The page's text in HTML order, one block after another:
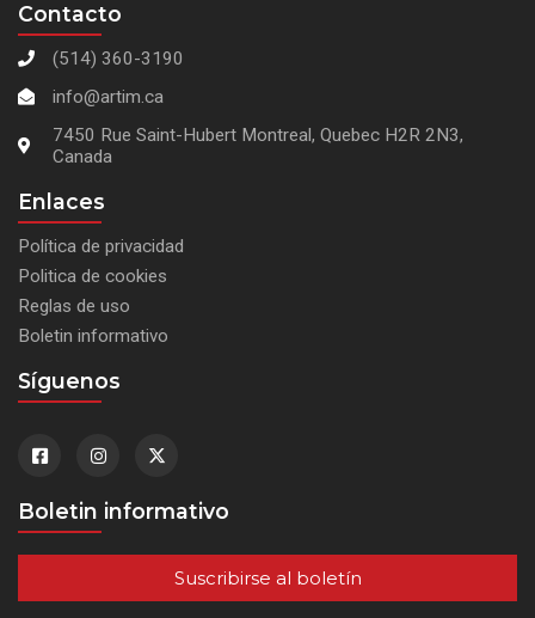
Contacto
(514) 360-3190
info@artim.ca
7450 Rue Saint-Hubert Montreal, Quebec H2R 2N3,
Canada
Enlaces
Política de privacidad
Politica de cookies
Reglas de uso
Boletin informativo
Síguenos
Boletin informativo
Suscribirse al boletín